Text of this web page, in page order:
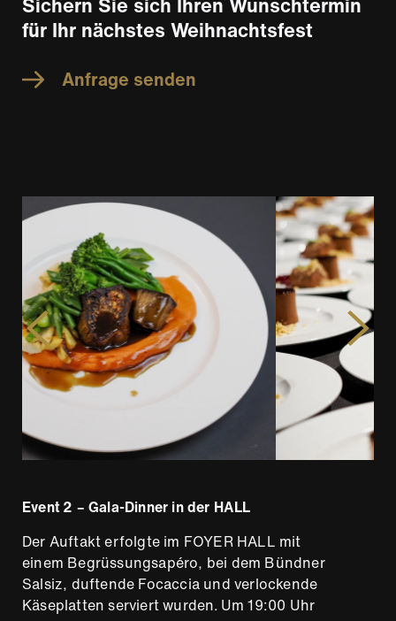
für Ihr nächstes Weihnachtsfest
Anfrage senden
Event 2 – Gala-Dinner in der HALL
Der Auftakt erfolgte im FOYER HALL mit
einem Begrüssungsapéro, bei dem Bündner
Salsiz, duftende Focaccia und verlockende
Käseplatten serviert wurden. Um 19:00 Uhr